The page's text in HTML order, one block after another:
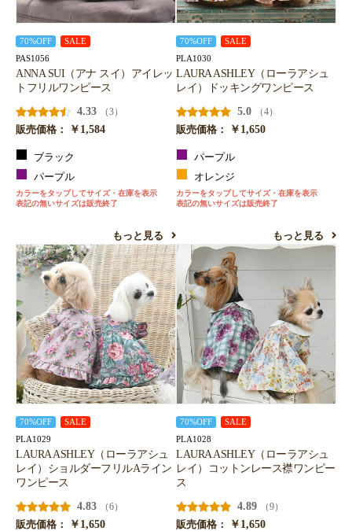
70%OFF SALE
PAS1056
ANNA SUI（アナ スイ）アイレッ
トフリルワンピース
4.33
（3）
販売価格：
￥1,584
ブラック
パープル
カラーをタップしてサイズ・在庫を表示
表記の無いサイズは販売終了
もっと見る
70%OFF SALE
PLA1030
LAURA ASHLEY（ローラアシュ
レイ）ドッキングワンピース
5.0
（4）
販売価格：
￥1,650
パープル
オレンジ
カラーをタップしてサイズ・在庫を表示
表記の無いサイズは販売終了
もっと見る
70%OFF SALE
PLA1029
LAURA ASHLEY（ローラアシュ
レイ）ショルダーフリルAライン
ワンピース
4.83
（6）
販売価格：
￥1,650
70%OFF SALE
PLA1028
LAURA ASHLEY（ローラアシュ
レイ）コットンレース襟ワンピー
ス
4.89
（9）
販売価格：
￥1,650